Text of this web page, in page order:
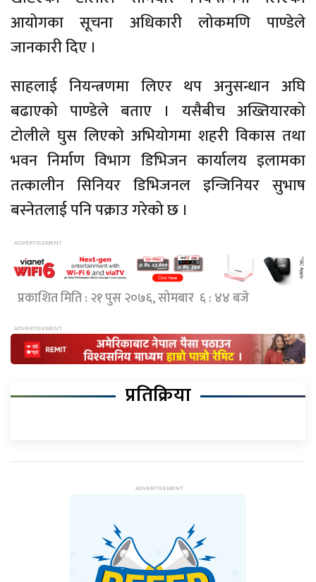
आयोगका सूचना अधिकारी लोकमणि पाण्डेले
जानकारी दिए ।
साहलाई नियन्त्रणमा लिएर थप अनुसन्धान अघि
बढाएको पाण्डेले बताए । यसैबीच अख्तियारको
टोलीले घुस लिएको अभियोगमा शहरी विकास तथा
भवन निर्माण विभाग डिभिजन कार्यालय इलामका
तत्कालीन सिनियर डिभिजनल इन्जिनियर सुभाष
बस्नेतलाई पनि पक्राउ गरेको छ ।
प्रकाशित मिति : २१ पुस २०७६, सोमबार ६ : ४४ बजे
प्रतिक्रिया